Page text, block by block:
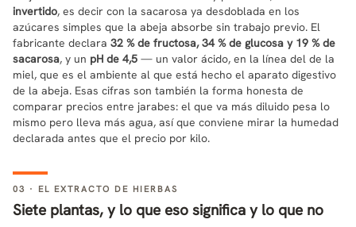
invertido, es decir con la sacarosa ya desdoblada en los
azúcares simples que la abeja absorbe sin trabajo previo. El
fabricante declara 32 % de fructosa, 34 % de glucosa y 19 % de
sacarosa, y un pH de 4,5 — un valor ácido, en la línea del de la
miel, que es el ambiente al que está hecho el aparato digestivo
de la abeja. Esas cifras son también la forma honesta de
comparar precios entre jarabes: el que va más diluido pesa lo
mismo pero lleva más agua, así que conviene mirar la humedad
declarada antes que el precio por kilo.
03 · EL EXTRACTO DE HIERBAS
Siete plantas, y lo que eso significa y lo que no